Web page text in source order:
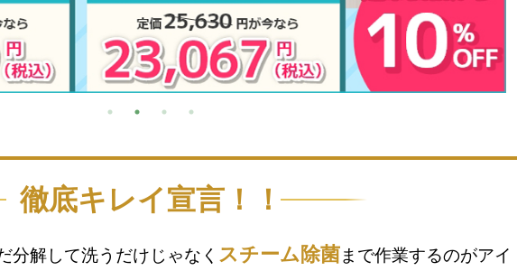
徹底キレイ宣言！！
分解して洗うだけじゃなく スチーム除菌まで作業するのがアイ